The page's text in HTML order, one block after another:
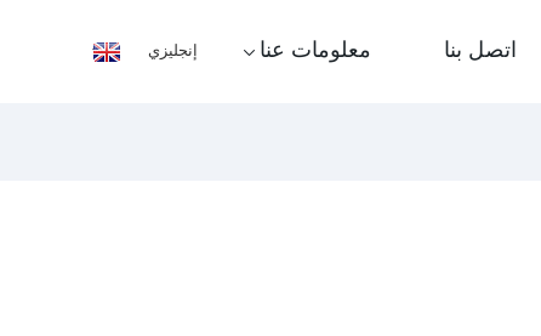
اتصل بنا معلومات عنا إنجليزي